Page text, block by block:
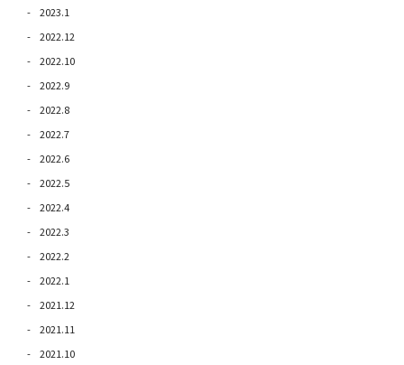
2023.1
2022.12
2022.10
2022.9
2022.8
2022.7
2022.6
2022.5
2022.4
2022.3
2022.2
2022.1
2021.12
2021.11
2021.10